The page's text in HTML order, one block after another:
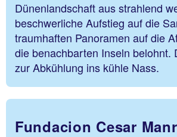
Dünenlandschaft aus strahlend
beschwerliche Aufstieg auf die
traumhaften Panoramen auf die
die benachbarten Inseln belohnt.
zur Abkühlung ins kühle Nass.
Fundacion Cesar